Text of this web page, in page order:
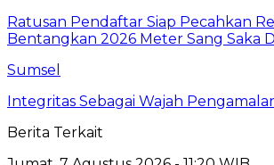
Ratusan Pendaftar Siap Pecahkan
Bentangkan 2026 Meter Sang Saka
Sumsel
Integritas Sebagai Wajah
Berita Terkait